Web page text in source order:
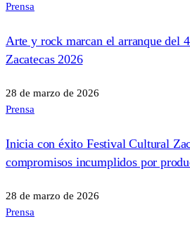
Prensa
Arte y rock marcan el arranque del
Zacatecas 2026
28 de marzo de 2026
Prensa
Inicia con éxito Festival Cultural
compromisos incumplidos por
28 de marzo de 2026
Prensa